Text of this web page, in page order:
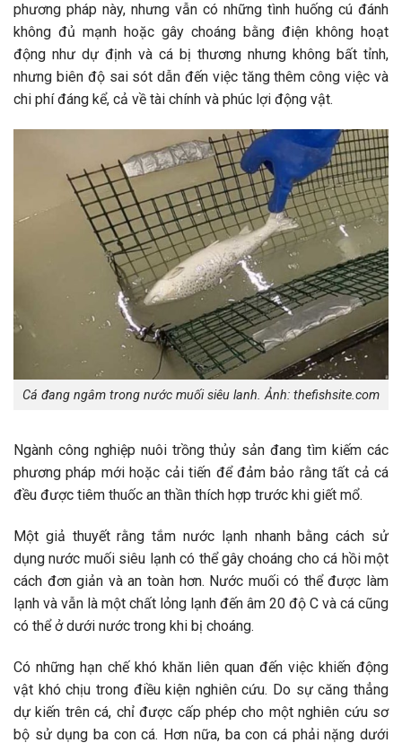
phương pháp này, nhưng vẫn có những tình huống cú đánh
không đủ mạnh hoặc gây choáng bằng điện không hoạt
động như dự định và cá bị thương nhưng không bất tỉnh,
nhưng biên độ sai sót dẫn đến việc tăng thêm công việc và
chi phí đáng kể, cả về tài chính và phúc lợi động vật.
Cá đang ngâm trong nước muối siêu lanh. Ảnh: thefishsite.com
Ngành công nghiệp nuôi trồng thủy sản đang tìm kiếm các
phương pháp mới hoặc cải tiến để đảm bảo rằng tất cả cá
đều được tiêm thuốc an thần thích hợp trước khi giết mổ.
Một giả thuyết rằng tắm nước lạnh nhanh bằng cách sử
dụng nước muối siêu lạnh có thể gây choáng cho cá hồi một
cách đơn giản và an toàn hơn. Nước muối có thể được làm
lạnh và vẫn là một chất lỏng lạnh đến âm 20 độ C và cá cũng
có thể ở dưới nước trong khi bị choáng.
Có những hạn chế khó khăn liên quan đến việc khiến động
vật khó chịu trong điều kiện nghiên cứu. Do sự căng thẳng
dự kiến ​​trên cá, chỉ được cấp phép cho một nghiên cứu sơ
bộ sử dụng ba con cá. Hơn nữa, ba con cá phải nặng dưới